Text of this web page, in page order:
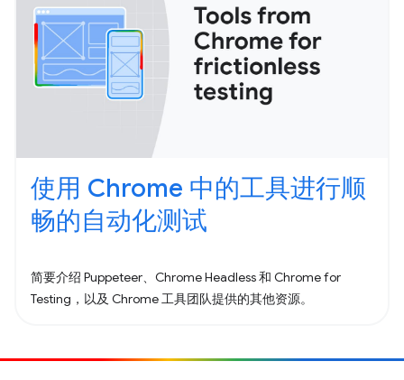
使用 Chrome 中的工具进行顺
畅的自动化测试
简要介绍 Puppeteer、Chrome Headless 和 Chrome for
Testing，以及 Chrome 工具团队提供的其他资源。